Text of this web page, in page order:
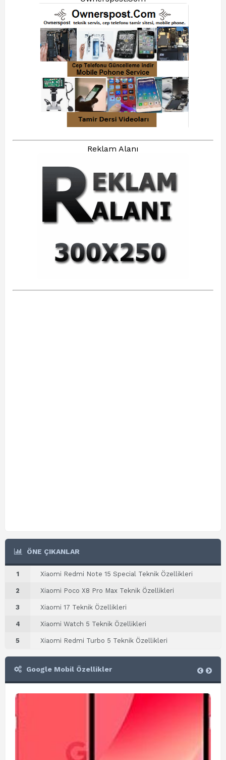
Reklam Alanı
ÖNE ÇIKANLAR
1 Xiaomi Redmi Note 15 Special Teknik Özellikleri
2 Xiaomi Poco X8 Pro Max Teknik Özellikleri
3 Xiaomi 17 Teknik Özellikleri
4 Xiaomi Watch 5 Teknik Özellikleri
5 Xiaomi Redmi Turbo 5 Teknik Özellikleri
Google Mobil Özellikler